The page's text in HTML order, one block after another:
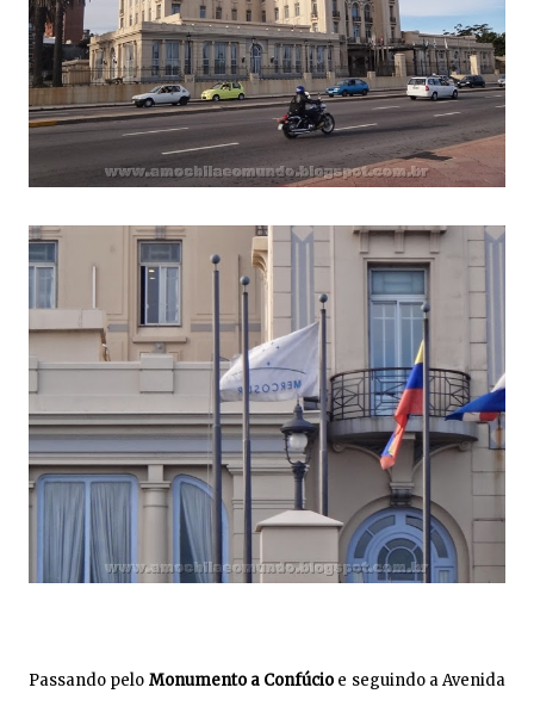
Passando pelo Monumento a Confúcio e seguindo a Avenida